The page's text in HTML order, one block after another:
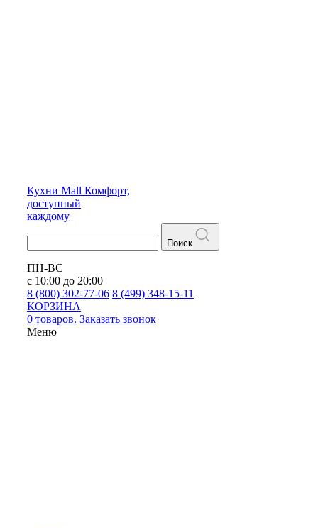
Кухни Mall Комфорт,
доступный
каждому
Поиск
ПН-ВС
с 10:00 до 20:00
8 (800) 302-77-06 8 (499) 348-15-11
КОРЗИНА
0 товаров. Заказать звонок
Меню